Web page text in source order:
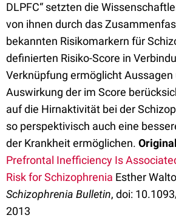
DLPFC“ setzten die
von ihnen durch das
bekannten Risikomarkern für
definierten Risiko-Score in
Verknüpfung ermöglicht Aussagen
Auswirkung der im Score
auf die Hirnaktivität bei der
so perspektivisch auch eine
der Krankheit ermöglichen.
Prefrontal Inefficiency Is
Risk for Schizophrenia Esther
Schizophrenia Bulletin, doi:
2013